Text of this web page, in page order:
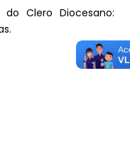
Clero Diocesano: